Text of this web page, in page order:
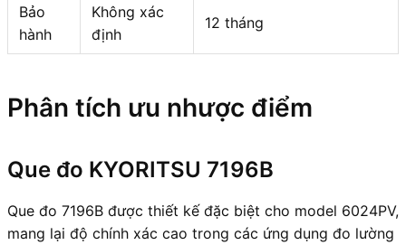
Bảo
hành
Không xác
định
12 tháng
Phân tích ưu nhược điểm
Que đo KYORITSU 7196B
Que đo 7196B được thiết kế đặc biệt cho model 6024PV,
mang lại độ chính xác cao trong các ứng dụng đo lường